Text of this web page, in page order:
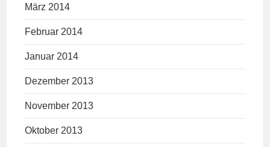
März 2014
Februar 2014
Januar 2014
Dezember 2013
November 2013
Oktober 2013